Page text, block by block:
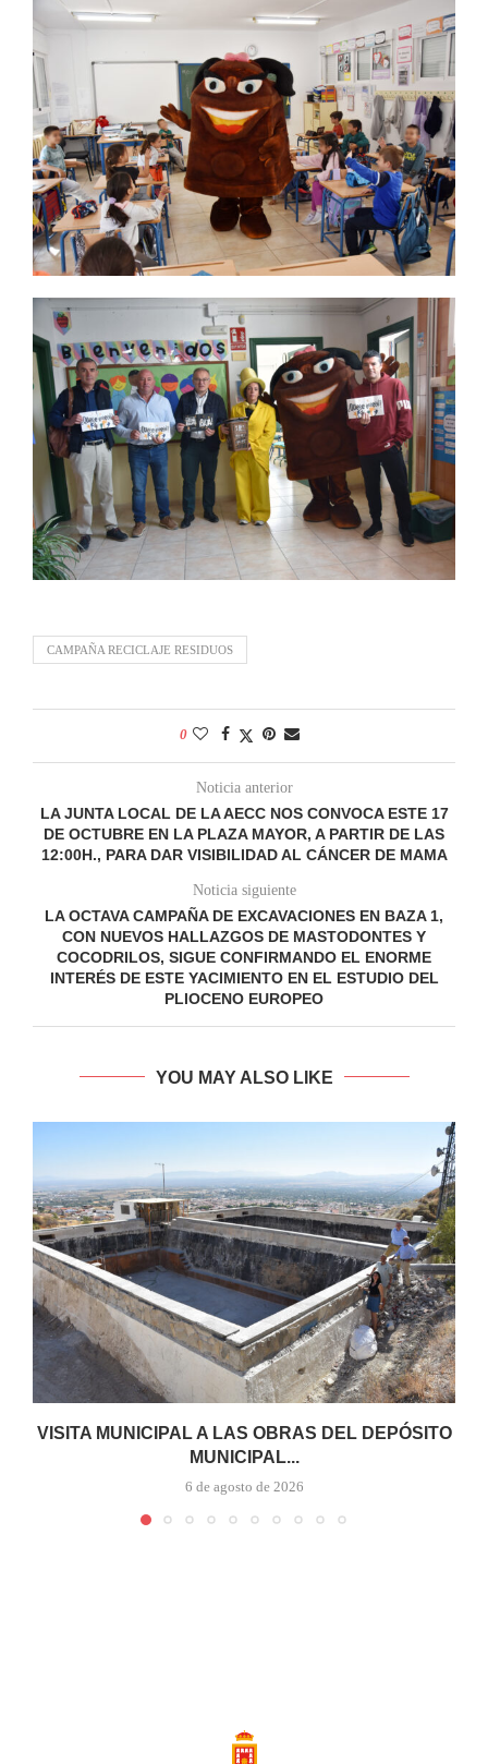
CAMPAÑA RECICLAJE RESIDUOS
0
Noticia anterior
LA JUNTA LOCAL DE LA AECC NOS CONVOCA ESTE 17
DE OCTUBRE EN LA PLAZA MAYOR, A PARTIR DE LAS
12:00H., PARA DAR VISIBILIDAD AL CÁNCER DE MAMA
Noticia siguiente
LA OCTAVA CAMPAÑA DE EXCAVACIONES EN BAZA 1,
CON NUEVOS HALLAZGOS DE MASTODONTES Y
COCODRILOS, SIGUE CONFIRMANDO EL ENORME
INTERÉS DE ESTE YACIMIENTO EN EL ESTUDIO DEL
PLIOCENO EUROPEO
YOU MAY ALSO LIKE
VISITA MUNICIPAL A LAS OBRAS DEL DEPÓSITO
MUNICIPAL...
6 de agosto de 2026